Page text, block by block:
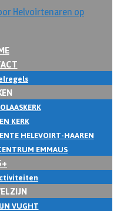
KERK
HELEVOIRT-HAAREN
EMMAUS
VUGHT